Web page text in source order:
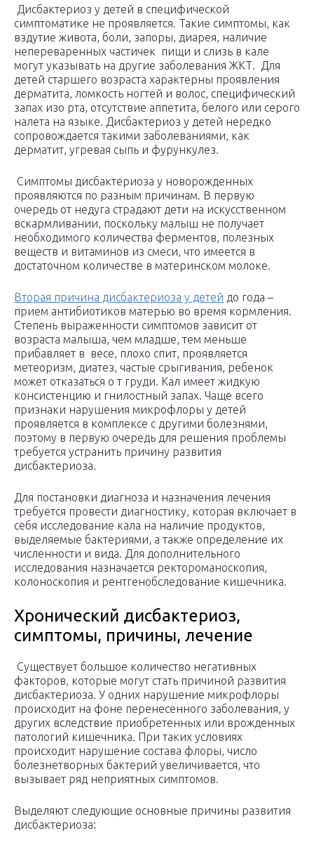
Дисбактериоз у детей в специфической
симптоматике не проявляется. Такие симптомы, как
вздутие живота, боли, запоры, диарея, наличие
непереваренных частичек пищи и слизь в кале
могут указывать на другие заболевания ЖКТ. Для
детей старшего возраста характерны проявления
дерматита, ломкость ногтей и волос, специфический
запах изо рта, отсутствие аппетита, белого или серого
налета на языке. Дисбактериоз у детей нередко
сопровождается такими заболеваниями, как
дерматит, угревая сыпь и фурункулез.
Симптомы дисбактериоза у новорожденных
проявляются по разным причинам. В первую
очередь от недуга страдают дети на искусственном
вскармливании, поскольку малыш не получает
необходимого количества ферментов, полезных
веществ и витаминов из смеси, что имеется в
достаточном количестве в материнском молоке.
Вторая причина дисбактериоза у детей до года –
прием антибиотиков матерью во время кормления.
Степень выраженности симптомов зависит от
возраста малыша, чем младше, тем меньше
прибавляет в весе, плохо спит, проявляется
метеоризм, диатез, частые срыгивания, ребенок
может отказаться о т груди. Кал имеет жидкую
консистенцию и гнилостный запах. Чаще всего
признаки нарушения микрофлоры у детей
проявляется в комплексе с другими болезнями,
поэтому в первую очередь для решения проблемы
требуется устранить причину развития
дисбактериоза.
Для постановки диагноза и назначения лечения
требуется провести диагностику, которая включает в
себя исследование кала на наличие продуктов,
выделяемые бактериями, а также определение их
численности и вида. Для дополнительного
исследования назначается ректороманоскопия,
колоноскопия и рентгенобследование кишечника.
Хронический дисбактериоз,
симптомы, причины, лечение
Существует большое количество негативных
факторов, которые могут стать причиной развития
дисбактериоза. У одних нарушение микрофлоры
происходит на фоне перенесенного заболевания, у
других вследствие приобретенных или врожденных
патологий кишечника. При таких условиях
происходит нарушение состава флоры, число
болезнетворных бактерий увеличивается, что
вызывает ряд неприятных симптомов.
Выделяют следующие основные причины развития
дисбактериоза: